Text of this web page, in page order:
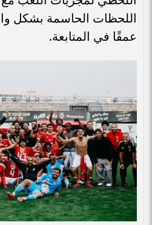
اللحظات الحاسمة بشكل
عمقًا في المتابعة.